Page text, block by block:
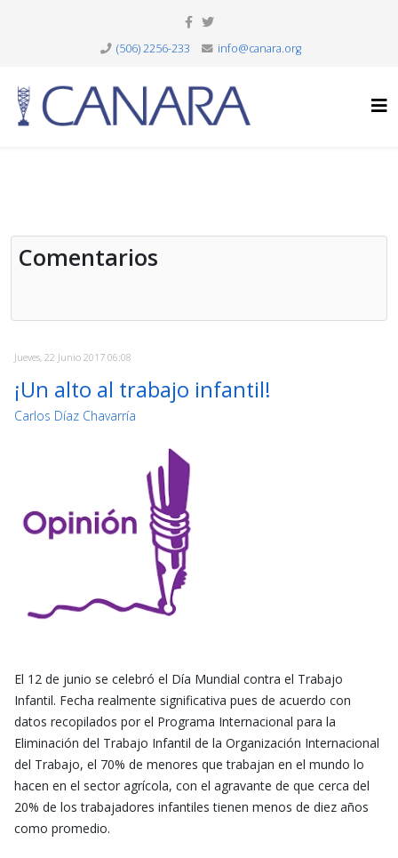
(506) 2256-233 info@canara.org
Comentarios
Jueves, 22 Junio 2017 06:08
¡Un alto al trabajo infantil!
Carlos Díaz Chavarría
El 12 de junio se celebró el Día Mundial contra el Trabajo
Infantil. Fecha realmente significativa pues de acuerdo con
datos recopilados por el Programa Internacional para la
Eliminación del Trabajo Infantil de la Organización Internacional
del Trabajo, el 70% de menores que trabajan en el mundo lo
hacen en el sector agrícola, con el agravante de que cerca del
20% de los trabajadores infantiles tienen menos de diez años
como promedio.